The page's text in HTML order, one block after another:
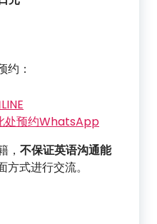
约：
处预约WhatsApp
， 不保证英语沟通能
方式进行交流。